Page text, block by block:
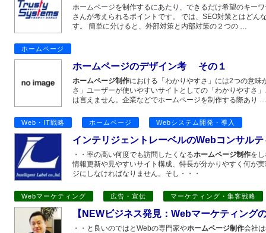
ホームページを制作するにあたり、できるだけ希望のキー
さんが考えられるポイントです。 では、SEO対策とはどん
す。 簡単に分けると、外部対策と内部対策の２つの …
ホームページ
ホームページのデザイン考 その１
ホームページ制作における「わかりやすさ」には2つの意
さ」ユーザーが使いやすいサイトとしての「わかりやすさ
は言えません。企業などでホームページを制作する際あり …
Web・IT戦略 ホームページ Webシステム開発・導入
インテリジェントレーベルのWebコンサルテ
・・率の高い何度でも訪問したくなるホームページ制作を
情報更新や見やすいサイト構成、特長が分かりやすく何が
ジにしなければなりません。そし・・・
Webマーケティング 広告・宣伝 マーケティング・集客戦略
【NEWビジネス発見：Webマーケティング
・・と良いのではとWebの専門家やホームページ制作会社